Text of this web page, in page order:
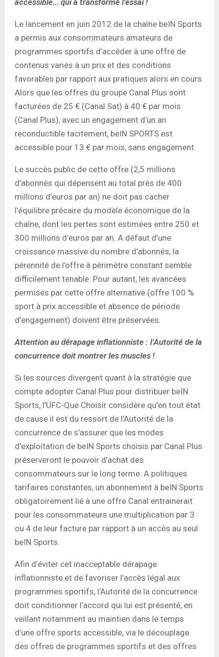
Le lancement en juin 2012 de la chaîne beIN Sports
a permis aux consommateurs amateurs de
programmes sportifs d’accéder à une offre de
contenus variés à un prix et des conditions
favorables par rapport aux pratiques alors en cours.
Alors que les offres du groupe Canal Plus sont
facturées de 25 € (Canal Sat) à 40 € par mois
(Canal Plus), avec un engagement d’un an
reconductible tacitement, beIN SPORTS est
accessible pour 13 € par mois, sans engagement.
Le succès public de cette offre (2,5 millions
d’abonnés qui dépensent au total près de 400
millions d’euros par an) ne doit pas cacher
l’équilibre précaire du modèle économique de la
chaîne, dont les pertes sont estimées entre 250 et
300 millions d’euros par an. A défaut d’une
croissance massive du nombre d’abonnés, la
pérennité de l’offre à périmètre constant semble
difficilement tenable. Pour autant, les avancées
permises par cette offre alternative (offre 100 %
sport à prix accessible et absence de période
d’engagement) doivent être préservées.
Attention au dérapage inflationniste : l’Autorité de la
concurrence doit montrer les muscles !
Si les sources divergent quant à la stratégie que
compte adopter Canal Plus pour distribuer beIN
Sports, l’UFC-Que Choisir considère qu’en tout état
de cause il est du ressort de l’Autorité de la
concurrence de s’assurer que les modes
d’exploitation de beIN Sports choisis par Canal Plus
préserveront le pouvoir d’achat des
consommateurs sur le long terme. A politiques
tarifaires constantes, un abonnement à beIN Sports
obligatoirement lié à une offre Canal entrainerait
pour les consommateurs une multiplication par 3
ou 4 de leur facture par rapport à un accès au seul
beIN Sports.
Afin d’éviter cet inacceptable dérapage
inflationniste et de favoriser l’accès légal aux
programmes sportifs, l’Autorité de la concurrence
doit conditionner l’accord qui lui est présenté, en
veillant notamment au maintien dans le temps
d’une offre sports accessible, via le découplage
des offres de programmes sportifs et des offres